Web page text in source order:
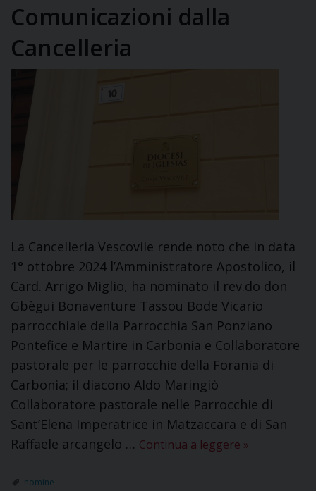
Comunicazioni dalla
Cancelleria
La Cancelleria Vescovile rende noto che in data
1° ottobre 2024 l’Amministratore Apostolico, il
Card. Arrigo Miglio, ha nominato il rev.do don
Gbègui Bonaventure Tassou Bode Vicario
parrocchiale della Parrocchia San Ponziano
Pontefice e Martire in Carbonia e Collaboratore
pastorale per le parrocchie della Forania di
Carbonia; il diacono Aldo Maringiò
Collaboratore pastorale nelle Parrocchie di
Sant’Elena Imperatrice in Matzaccara e di San
Raffaele arcangelo … Continua a leggere »
nomine